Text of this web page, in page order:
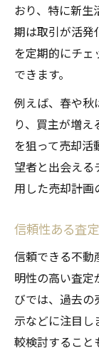
おり、特に新生
期は取引が活発
を定期的にチ
できます。
例えば、春や秋
り、買主が増
を狙って売却活
望者と出会える
用した売却計画
信頼性ある査
信頼できる不動
明性の高い査定
びでは、過去
示などに注目し
較検討すること